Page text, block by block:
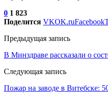
0 1 823
Поделится VKOK.ruFacebook
Предыдущая запись
В Минздраве рассказали о
Следующая запись
Пожар на заводе в Витебске: